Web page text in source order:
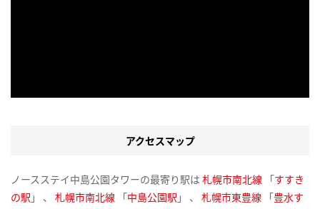
アクセスマップ
ノースステイ中島公園タワーの最寄り駅は 札幌市南北線 「すすき
の駅 」 、 札幌市南北線 「中島公園駅 」 、 札幌市東豊線 「豊水す